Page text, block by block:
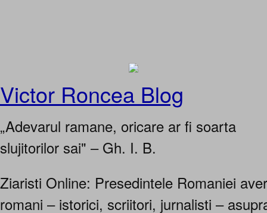
Victor Roncea Blog
„Adevarul ramane, oricare ar fi soarta
slujitorilor sai" – Gh. I. B.
Ziaristi Online: Presedintele Romaniei
romani – istorici, scriitori, jurnalisti –